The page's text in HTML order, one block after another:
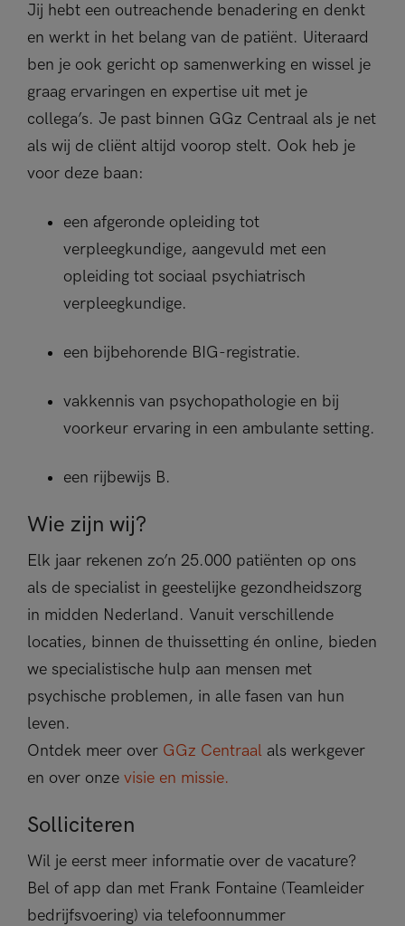
Jij hebt een outreachende benadering en denkt
en werkt in het belang van de patiënt. Uiteraard
ben je ook gericht op samenwerking en wissel je
graag ervaringen en expertise uit met je
collega’s. Je past binnen GGz Centraal als je net
als wij de cliënt altijd voorop stelt. Ook heb je
voor deze baan:
een afgeronde opleiding tot
verpleegkundige, aangevuld met een
opleiding tot sociaal psychiatrisch
verpleegkundige.
een bijbehorende BIG-registratie.
vakkennis van psychopathologie en bij
voorkeur ervaring in een ambulante setting.
een rijbewijs B.
Wie zijn wij?
Elk jaar rekenen zo’n 25.000 patiënten op ons
als de specialist in geestelijke gezondheidszorg
in midden Nederland. Vanuit verschillende
locaties, binnen de thuissetting én online, bieden
we specialistische hulp aan mensen met
psychische problemen, in alle fasen van hun
leven.
Ontdek meer over GGz Centraal als werkgever
en over onze visie en missie.
Solliciteren
Wil je eerst meer informatie over de vacature?
Bel of app dan met Frank Fontaine (Teamleider
bedrijfsvoering) via telefoonnummer